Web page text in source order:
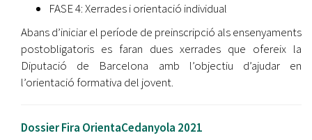
FASE 4: Xerrades i orientació individual
Abans d’iniciar el període de preinscripció als ensenyaments
postobligatoris es faran dues xerrades que ofereix la
Diputació de Barcelona amb l’objectiu d’ajudar en
l’orientació formativa del jovent.
Dossier Fira OrientaCedanyola 2021